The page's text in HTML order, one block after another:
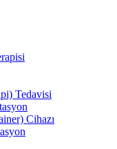
Tedavisi
Cihazı